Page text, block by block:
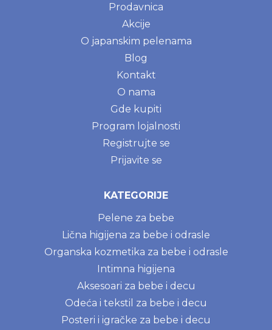
Prodavnica
Akcije
O japanskim pelenama
Blog
Kontakt
O nama
Gde kupiti
Program lojalnosti
Registrujte se
Prijavite se
KATEGORIJE
Pelene za bebe
Lična higijena za bebe i odrasle
Organska kozmetika za bebe i odrasle
Intimna higijena
Aksesoari za bebe i decu
Odeća i tekstil za bebe i decu
Posteri i igračke za bebe i decu